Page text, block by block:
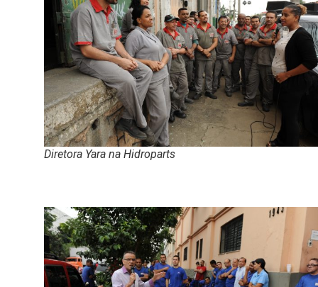
Diretora Yara na Hidroparts